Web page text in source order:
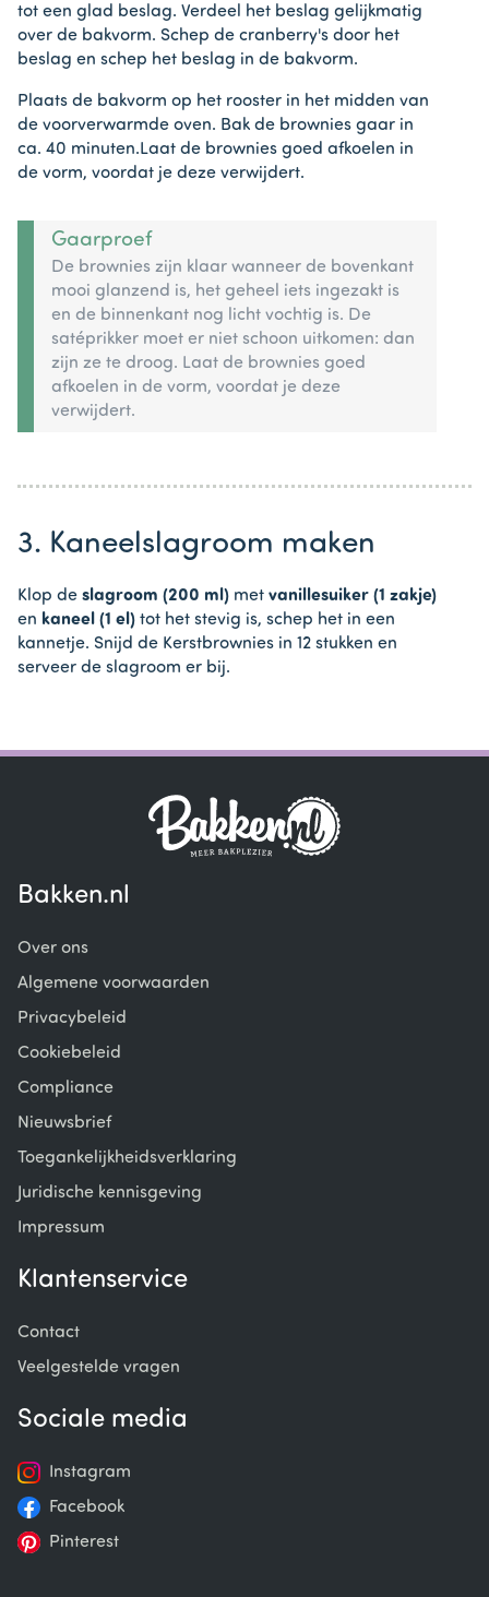
tot een glad beslag. Verdeel het beslag gelijkmatig
over de bakvorm. Schep de cranberry's door het
beslag en schep het beslag in de bakvorm.
Plaats de bakvorm op het rooster in het midden van
de voorverwarmde oven. Bak de brownies gaar in
ca. 40 minuten.Laat de brownies goed afkoelen in
de vorm, voordat je deze verwijdert.
Gaarproef
De brownies zijn klaar wanneer de bovenkant
mooi glanzend is, het geheel iets ingezakt is
en de binnenkant nog licht vochtig is. De
satéprikker moet er niet schoon uitkomen: dan
zijn ze te droog. Laat de brownies goed
afkoelen in de vorm, voordat je deze
verwijdert.
3. Kaneelslagroom maken
Klop de slagroom (200 ml) met vanillesuiker (1 zakje)
en kaneel (1 el) tot het stevig is, schep het in een
kannetje. Snijd de Kerstbrownies in 12 stukken en
serveer de slagroom er bij.
Bakken.nl
Over ons
Algemene voorwaarden
Privacybeleid
Cookiebeleid
Compliance
Nieuwsbrief
Toegankelijkheidsverklaring
Juridische kennisgeving
Impressum
Klantenservice
Contact
Veelgestelde vragen
Sociale media
Instagram
Facebook
Pinterest